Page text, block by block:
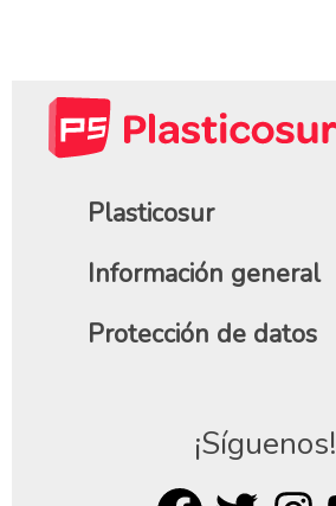
Plasticosur
Información general
Protección de datos
¡Síguenos!